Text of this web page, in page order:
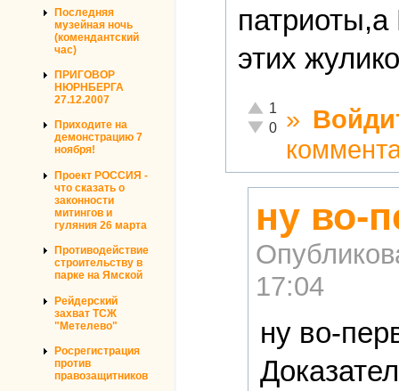
Последняя
музейная ночь
(комендантский
час)
ПРИГОВОР
НЮРНБЕРГА
27.12.2007
Приходите на
демонстрацию 7
ноября!
Проект РОССИЯ -
что сказать о
законности
митингов и
гуляния 26 марта
Противодействие
строительству в
парке на Ямской
Рейдерский
захват ТСЖ
"Метелево"
Росрегистрация
против
правозащитников
этих
Отлично!
1
Неадекватно!
0 »
ну во-
17:04
ну во-